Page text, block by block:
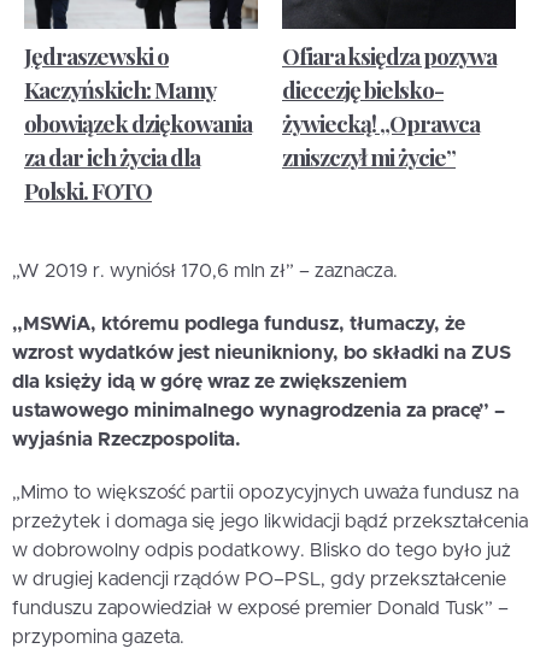
Jędraszewski o
Kaczyńskich: Mamy
obowiązek dziękowania
za dar ich życia dla
Polski. FOTO
Ofiara księdza pozywa
diecezję bielsko-
żywiecką! „Oprawca
zniszczył mi życie”
„W 2019 r. wyniósł 170,6 mln zł” – zaznacza.
„MSWiA, któremu podlega fundusz, tłumaczy, że
wzrost wydatków jest nieunikniony, bo składki na ZUS
dla księży idą w górę wraz ze zwiększeniem
ustawowego minimalnego wynagrodzenia za pracę” –
wyjaśnia Rzeczpospolita.
„Mimo to większość partii opozycyjnych uważa fundusz na
przeżytek i domaga się jego likwidacji bądź przekształcenia
w dobrowolny odpis podatkowy. Blisko do tego było już
w drugiej kadencji rządów PO–PSL, gdy przekształcenie
funduszu zapowiedział w exposé premier Donald Tusk” –
przypomina gazeta.